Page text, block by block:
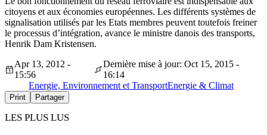
citoyens et aux économies européennes. Les différents systèmes de
signalisation utilisés par les Etats membres peuvent toutefois freiner
le processus d’intégration, avance le ministre danois des transports,
Henrik Dam Kristensen.
Apr 13, 2012 -
15:56
Dernière mise à jour: Oct 15, 2015 -
16:14
Energie, Environnement et TransportEnergie & Climat
Print Partager
LES PLUS LUS